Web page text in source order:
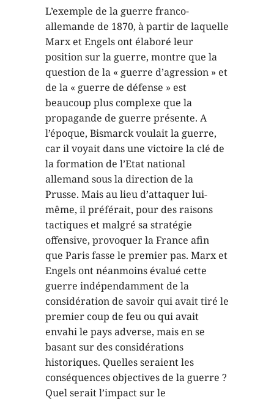
L’exemple de la guerre franco-
allemande de 1870, à partir de laquelle
Marx et Engels ont élaboré leur
position sur la guerre, montre que la
question de la « guerre d’agression » et
de la « guerre de défense » est
beaucoup plus complexe que la
propagande de guerre présente. A
l’époque, Bismarck voulait la guerre,
car il voyait dans une victoire la clé de
la formation de l’Etat national
allemand sous la direction de la
Prusse. Mais au lieu d’attaquer lui-
même, il préférait, pour des raisons
tactiques et malgré sa stratégie
offensive, provoquer la France afin
que Paris fasse le premier pas. Marx et
Engels ont néanmoins évalué cette
guerre indépendamment de la
considération de savoir qui avait tiré le
premier coup de feu ou qui avait
envahi le pays adverse, mais en se
basant sur des considérations
historiques. Quelles seraient les
conséquences objectives de la guerre ?
Quel serait l’impact sur le